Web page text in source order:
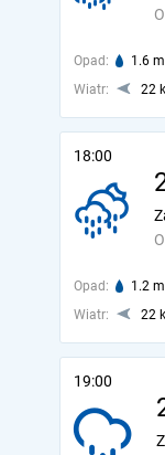
Opad: 1.6
Wiatr:
22
18:00
Opad: 1.2
Wiatr:
22
19:00